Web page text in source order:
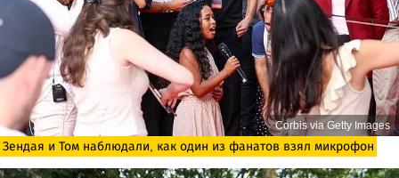
Corbis via Getty Images
Зендая и Том наблюдали, как один из фанатов взял микрофон